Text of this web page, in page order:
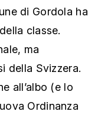
di Gordola ha
classe.
ma
della Svizzera.
all’albo (e lo
Ordinanza